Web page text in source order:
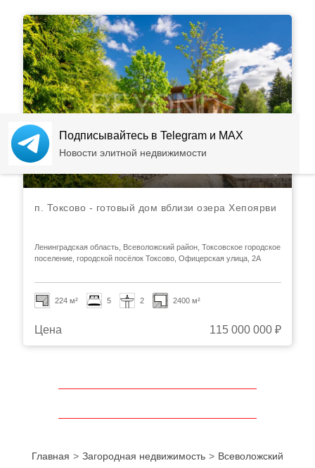
п. Токсово - готовый дом вблизи озера Хепоярви
Ленинградская область, Всеволожский район, Токсовское городское
поселение, городской посёлок Токсово, Офицерская улица, 2А
224 м² 5 2 2400 м²
Цена 115 000 000 ₽
Главная Загородная недвижимость
Всеволожский
Подписывайтесь в Telegram и MAX
Новости элитной недвижимости